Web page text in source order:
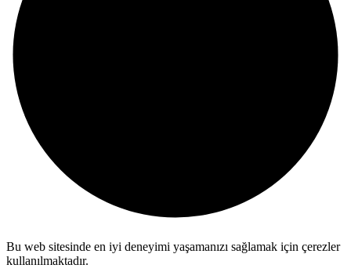
Bu web sitesinde en iyi deneyimi yaşamanızı sağlamak için çerezler
kullanılmaktadır.